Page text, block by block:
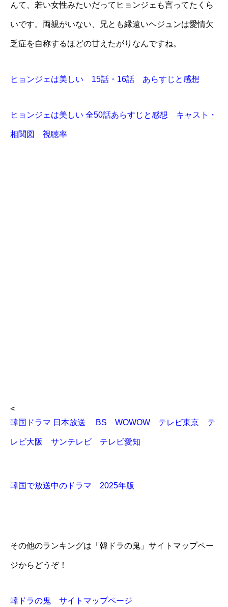
んて、若い女性みたいだってヒョンジェも言ってたくら
いです。両親がいない、兄とも縁遠いヘジュンは愛情欠
乏症を自称するほどの甘えたがりなんですね。
ヒョンジェは美しい 15話・16話 あらすじと感想
ヒョンジェは美しい 全50話あらすじと感想 キャスト・
相関図 視聴率
<
韓国ドラマ 日本放送 BS WOWOW テレビ東京 テ
レビ大阪 サンテレビ テレビ愛知
韓国で放送中のドラマ 2025年版
その他のランキングは「韓ドラの鬼」サイトマップペー
ジからどうぞ！
韓ドラの鬼 サイトマップページ